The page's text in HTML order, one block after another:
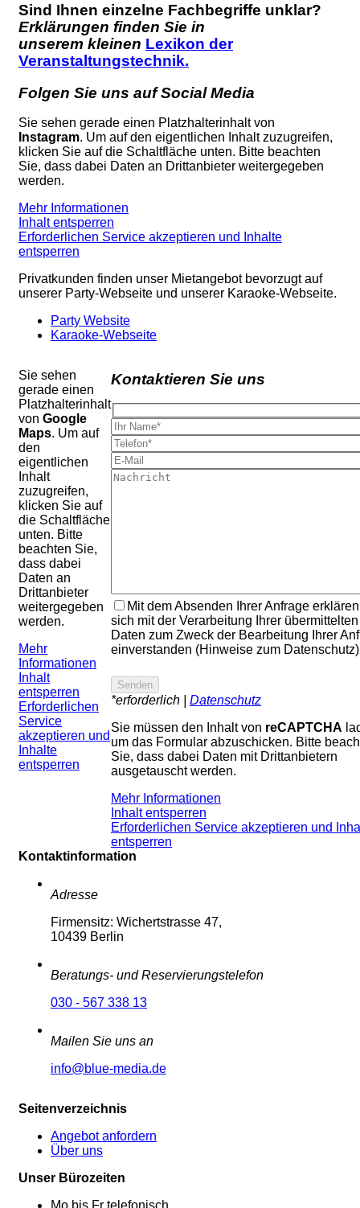
Sind Ihnen einzelne Fachbegriffe unklar?
Erklärungen finden Sie in
unserem kleinen Lexikon der
Veranstaltungstechnik.
Folgen Sie uns auf Social Media
Sie sehen gerade einen Platzhalterinhalt von
Instagram. Um auf den eigentlichen Inhalt zuzugreifen,
klicken Sie auf die Schaltfläche unten. Bitte beachten
Sie, dass dabei Daten an Drittanbieter weitergegeben
werden.
Mehr Informationen
Inhalt entsperren
Erforderlichen Service akzeptieren und Inhalte
entsperren
Privatkunden finden unser Mietangebot bevorzugt auf
unserer Party-Webseite und unserer Karaoke-Webseite.
Party Website
Karaoke-Webseite
Sie sehen
gerade einen
Platzhalterinhalt
von Google
Maps. Um auf
den
eigentlichen
Inhalt
zuzugreifen,
klicken Sie auf
die Schaltfläche
unten. Bitte
beachten Sie,
dass dabei
Daten an
Drittanbieter
weitergegeben
werden.
Mehr
Informationen
Inhalt
entsperren
Erforderlichen
Service
akzeptieren und
Inhalte
entsperren
Kontaktieren Sie uns
Mit dem Absenden Ihrer Anfrage
sich mit der Verarbeitung Ihrer übermittelten
Daten zum Zweck der Bearbeitung Ihrer
einverstanden (Hinweise zum Datenschutz)
*erforderlich | Datenschutz
Sie müssen den Inhalt von reCAPTCHA
um das Formular abzuschicken. Bitte
Sie, dass dabei Daten mit Drittanbietern
ausgetauscht werden.
Mehr Informationen
Inhalt entsperren
Erforderlichen Service akzeptieren und
entsperren
Kontaktinformation
Adresse
Firmensitz: Wichertstrasse 47,
10439 Berlin
Beratungs- und Reservierungstelefon
030 - 567 338 13
Mailen Sie uns an
info@blue-media.de
Seitenverzeichnis
Angebot anfordern
Über uns
Unser Bürozeiten